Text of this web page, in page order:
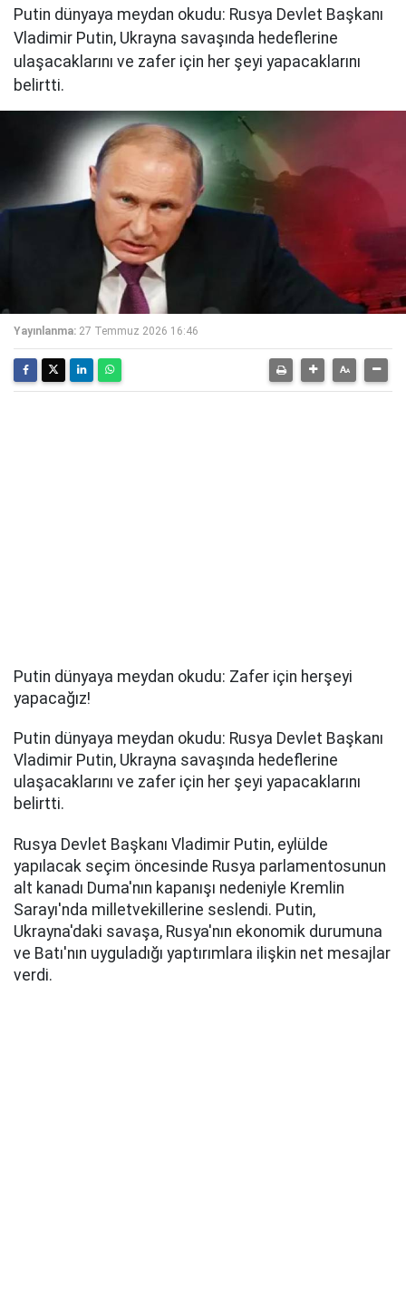
Putin dünyaya meydan okudu: Rusya Devlet Başkanı
Vladimir Putin, Ukrayna savaşında hedeflerine
ulaşacaklarını ve zafer için her şeyi yapacaklarını
belirtti.
Yayınlanma: 27 Temmuz 2026 16:46
Putin dünyaya meydan okudu: Zafer için herşeyi
yapacağız!
Putin dünyaya meydan okudu: Rusya Devlet Başkanı
Vladimir Putin, Ukrayna savaşında hedeflerine
ulaşacaklarını ve zafer için her şeyi yapacaklarını
belirtti.
Rusya Devlet Başkanı Vladimir Putin, eylülde
yapılacak seçim öncesinde Rusya parlamentosunun
alt kanadı Duma'nın kapanışı nedeniyle Kremlin
Sarayı'nda milletvekillerine seslendi. Putin,
Ukrayna'daki savaşa, Rusya'nın ekonomik durumuna
ve Batı'nın uyguladığı yaptırımlara ilişkin net mesajlar
verdi.